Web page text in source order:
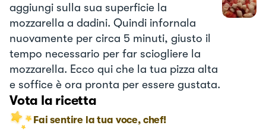
aggiungi sulla sua superficie la
mozzarella a dadini. Quindi infornala
nuovamente per circa 5 minuti, giusto il
tempo necessario per far sciogliere la
mozzarella. Ecco qui che la tua pizza alta
e soffice è ora pronta per essere gustata.
Vota la ricetta
Fai sentire la tua voce, chef!